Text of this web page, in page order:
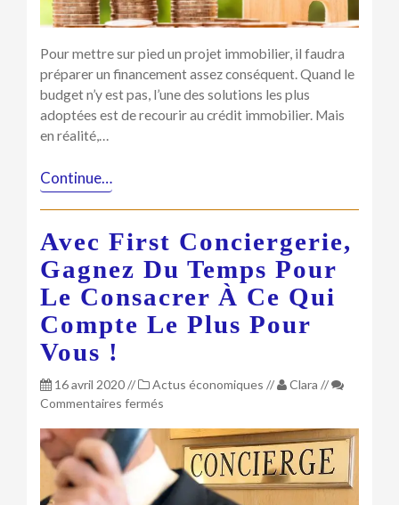
Pour mettre sur pied un projet immobilier, il faudra
préparer un financement assez conséquent. Quand le
budget n’y est pas, l’une des solutions les plus
adoptées est de recourir au crédit immobilier. Mais
en réalité,…
Continue…
Avec First Conciergerie,
Gagnez Du Temps Pour
Le Consacrer À Ce Qui
Compte Le Plus Pour
Vous !
16 avril 2020// Actus économiques // Clara //
Commentaires fermés
First
Conciergerie,
gagnez
du